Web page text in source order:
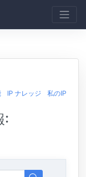
IP ナレッジ 私のIP
: